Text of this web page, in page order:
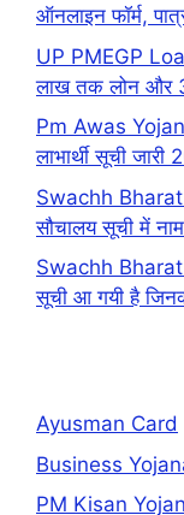
ऑनलाइन फॉर्म,
UP PMEGP
लाख तक लोन और
Pm Awas
लाभार्थी सूची
Swachh Bharat
सौचालय सूची में
Swachh Bharat
सूची आ गयी है
Ayusman Card
Business
PM Kisan